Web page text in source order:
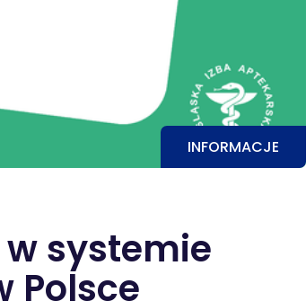
INFORMACJE
systemie
Polsce